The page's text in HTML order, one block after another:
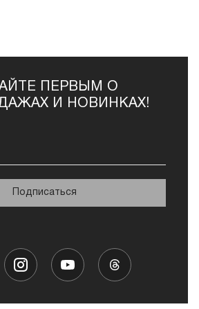
ПЕРВЫМ О
И НОВИНКАХ!
Подписаться